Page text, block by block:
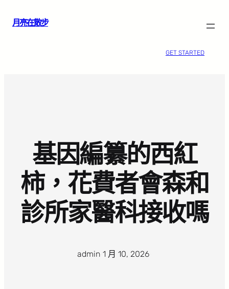
月亮在散步
GET STARTED
基因編纂的西紅
柿，花費者會森和
診所家醫科接收嗎
admin 1 月 10, 2026